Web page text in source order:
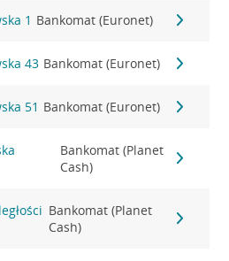
1 Bankomat (Euronet)
43 Bankomat (Euronet)
51 Bankomat (Euronet)
Bankomat (Planet
Cash)
Bankomat (Planet
Cash)